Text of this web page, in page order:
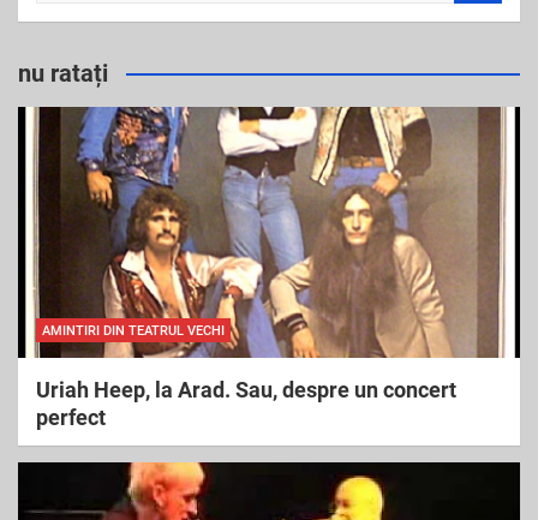
a
c
nu ratați
AMINTIRI DIN TEATRUL VECHI
Uriah Heep, la Arad. Sau, despre un concert
perfect